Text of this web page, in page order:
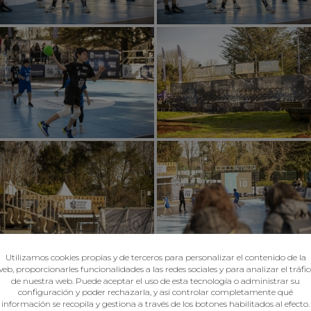
Utilizamos cookies propias y de terceros para personalizar el contenido de la
proporcionarles funcionalidades a las redes sociales y para analizar el
de nuestra web. Puede aceptar el uso de esta tecnología o administrar su
configuración y poder rechazarla, y así controlar completamente qué
información se recopila y gestiona a través de los botones habilitados al efecto.